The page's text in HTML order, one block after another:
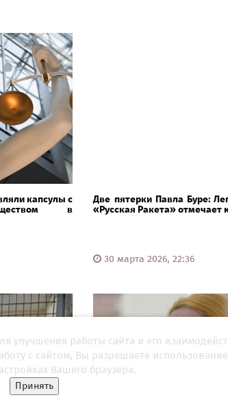
капсулы с
в
Две пятерки Павла Буре:
«Русская Ракета» отмечает
30 марта 2026, 22:36
улучшения работы сайта и его
с сайтом, Вы разрешаете
Вашего браузера.
Принять